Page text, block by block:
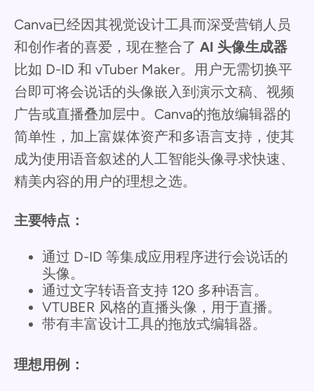
Canva已经因其视觉设计工具而深受营销人员
和创作者的喜爱，现在整合了 AI 头像生成器
比如 D-ID 和 vTuber Maker。用户无需切换平
台即可将会说话的头像嵌入到演示文稿、视频
广告或直播叠加层中。Canva的拖放编辑器的
简单性，加上富媒体资产和多语言支持，使其
成为使用语音叙述的人工智能头像寻求快速、
精美内容的用户的理想之选。
主要特点：
通过 D-ID 等集成应用程序进行会说话的
头像。
通过文字转语音支持 120 多种语言。
VTUBER 风格的直播头像，用于直播。
带有丰富设计工具的拖放式编辑器。
理想用例：